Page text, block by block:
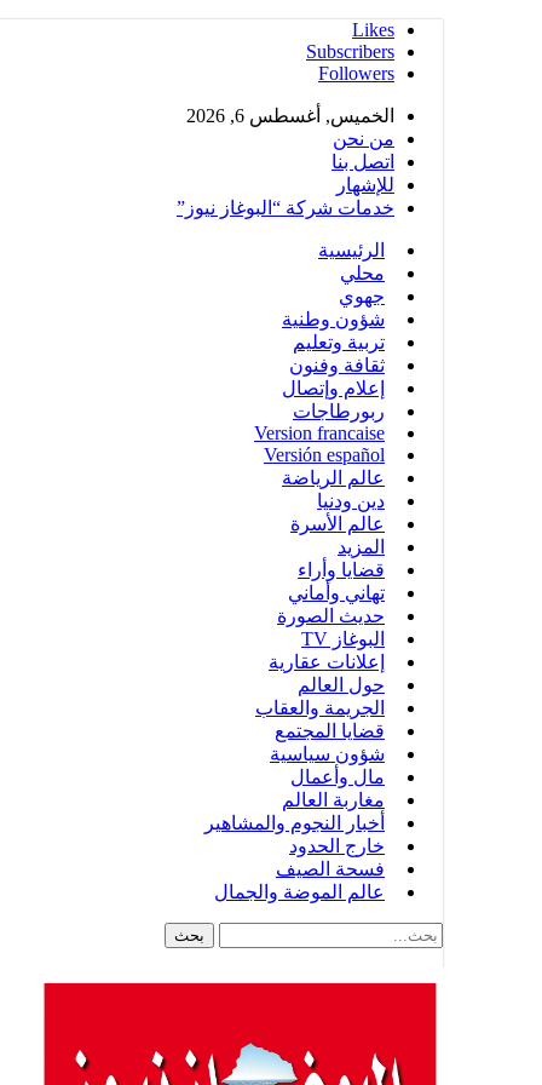
Likes
Subscribers
Followers
الخميس, أغسطس 6, 2026
من نحن
اتصل بنا
للإشهار
خدمات شركة “البوغاز نيوز”
الرئيسية
محلي
جهوي
شؤون وطنية
تربية وتعليم
ثقافة وفنون
إعلام وإتصال
ربورطاجات
Version francaise
Versión español
عالم الرياضة
دين ودنيا
عالم الأسرة
المزيد
قضايا وأراء
تهاني وأماني
حديث الصورة
البوغاز TV
إعلانات عقارية
حول العالم
الجريمة والعقاب
قضايا المجتمع
شؤون سياسية
مال وأعمال
مغاربة العالم
أخبار النجوم والمشاهير
خارج الحدود
فسحة الصيف
عالم الموضة والجمال